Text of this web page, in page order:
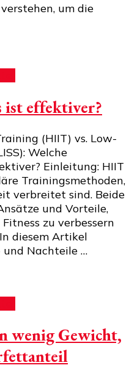
um die
ist effektiver?
(HIIT) vs. Low-
Welche
Einleitung: HIIT
Trainingsmethoden,
verbreitet sind. Beide
und Vorteile,
zu verbessern
diesem Artikel
und Nachteile …
wenig Gewicht,